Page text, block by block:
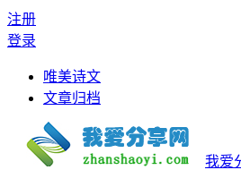
注册
登录
唯美诗文
文章归档
我爱